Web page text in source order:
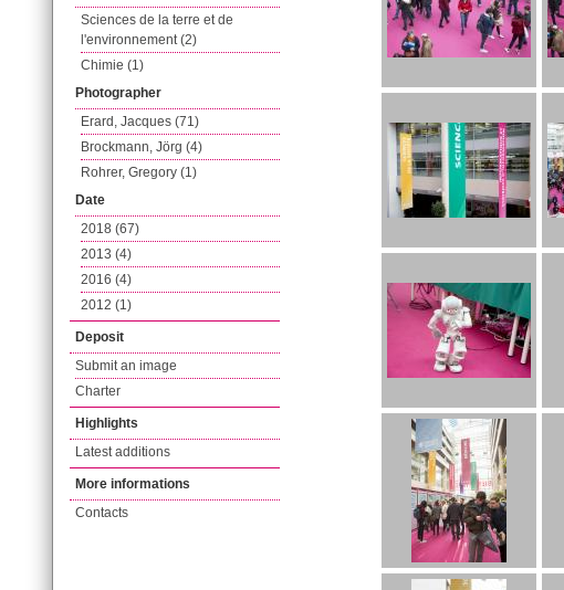
Sciences de la terre et de
l'environnement (2)
Chimie (1)
Photographer
Erard, Jacques (71)
Brockmann, Jörg (4)
Rohrer, Gregory (1)
Date
2018 (67)
2013 (4)
2016 (4)
2012 (1)
Deposit
Submit an image
Charter
Highlights
Latest additions
More informations
Contacts